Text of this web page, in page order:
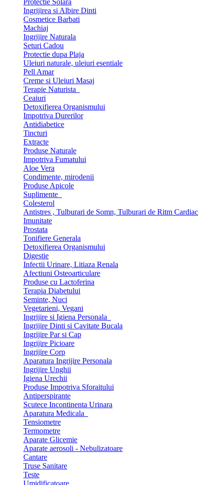
Protectie Solara
Ingrijirea si Albire Dinti
Cosmetice Barbati
Machiaj
Ingrijire Naturala
Seturi Cadou
Protectie dupa Plaja
Uleiuri naturale, uleiuri esentiale
Pell Amar
Creme si Uleiuri Masaj
Terapie Naturista
Ceaiuri
Detoxifierea Organismului
Impotriva Durerilor
Antidiabetice
Tincturi
Extracte
Produse Naturale
Impotriva Fumatului
Aloe Vera
Condimente, mirodenii
Produse Apicole
Suplimente
Colesterol
Antistres , Tulburari de Somn, Tulburari de Ritm Cardiac
Imunitate
Prostata
Tonifiere Generala
Detoxifierea Organismului
Digestie
Infectii Urinare, Litiaza Renala
Afectiuni Osteoarticulare
Produse cu Lactoferina
Terapia Diabetului
Seminte, Nuci
Vegetarieni, Vegani
Ingrijire si Igiena Personala
Ingrijire Dinti si Cavitate Bucala
Ingrijire Par si Cap
Ingrijire Picioare
Ingrijire Corp
Aparatura Ingrijire Personala
Ingrijire Unghii
Igiena Urechii
Produse Impotriva Sforaitului
Antiperspirante
Scutece Incontinenta Urinara
Aparatura Medicala
Tensiometre
Termometre
Aparate Glicemie
Aparate aerosoli - Nebulizatoare
Cantare
Truse Sanitare
Teste
Umidificatoare